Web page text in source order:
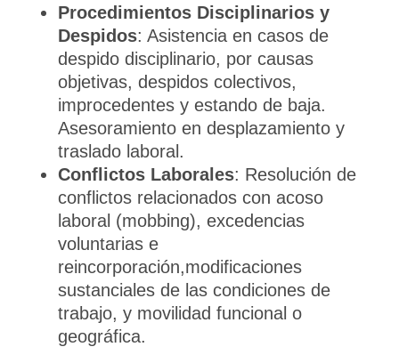
Procedimientos Disciplinarios y
Despidos: Asistencia en casos de
despido disciplinario, por causas
objetivas, despidos colectivos,
improcedentes y estando de baja.
Asesoramiento en desplazamiento y
traslado laboral.
Conflictos Laborales: Resolución de
conflictos relacionados con acoso
laboral (mobbing), excedencias
voluntarias e
reincorporación,modificaciones
sustanciales de las condiciones de
trabajo, y movilidad funcional o
geográfica.